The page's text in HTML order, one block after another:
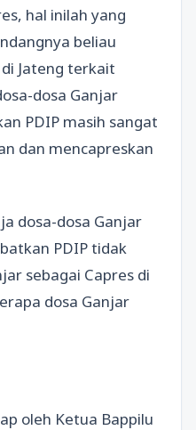
hal inilah yang
beliau
Jateng terkait
dosa Ganjar
PDIP masih sangat
dan mencapreskan
dosa-dosa Ganjar
PDIP tidak
sebagai Capres di
dosa Ganjar
oleh Ketua Bappilu